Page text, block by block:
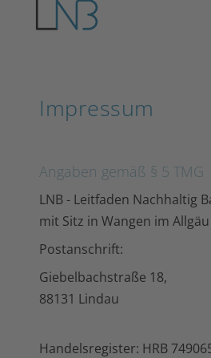
Impressum
Angaben gemäß § 5 TMG
LNB - Leitfaden Nachhaltig
mit Sitz in Wangen im Allgäu
Postanschrift:
Giebelbachstraße 18,
88131 Lindau
Handelsregister: HRB